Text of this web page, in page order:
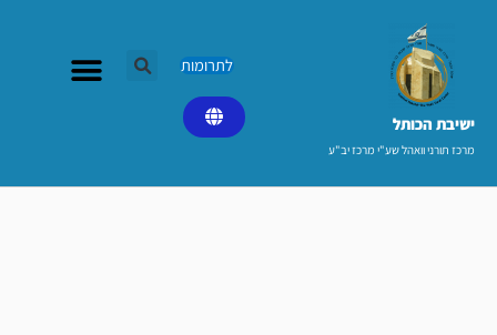
ישיבת הכותל​
מרכז תורני וואהל שע"י מרכז יב"ע
לתרומות